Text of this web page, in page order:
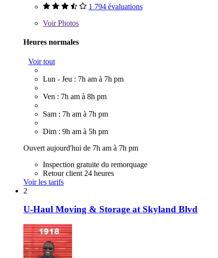
1 794 évaluations
VoirPhotos
Heures normales
Voir tout
Lun - Jeu : 7h am à 7h pm
Ven : 7h am à 8h pm
Sam : 7h am à 7h pm
Dim : 9h am à 5h pm
Ouvert aujourd'hui de 7h am à 7h pm
Inspection gratuite du remorquage
Retour client 24 heures
Voir les tarifs
2
U-Haul Moving & Storage at Skyland Blvd